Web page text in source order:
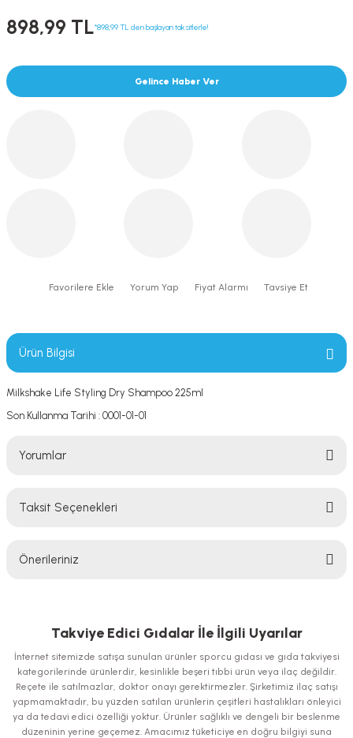
898,99 TL*898,99 TL den başlayan taksitlerle!
Gelince Haber Ver
Yorum Yap Fiyat Alarmı Tavsiye Et
Ürün Bilgisi
Milkshake Life Styling Dry Shampoo 225ml
Son Kullanma Tarihi : 0001-01-01
Yorumlar
Taksit Seçenekleri
Önerileriniz
iletebilirsiniz.
Görüş ve önerileriniz için teşekkür ederiz.
Ürün resmi kalitesiz, bozuk veya görüntülenemiyor.
Ürün açıklamasında eksik bilgiler bulunuyor.
Ürün bilgilerinde hatalar bulunuyor.
Takviye Edici Gıdalar İle İlgili Uyarılar
İnternet sitemizde satışa sunulan ürünler sporcu gıdası ve gıda takviyesi
kategorilerinde ürünlerdir, kesinlikle beşeri tıbbi ürün veya ilaç değildir.
Reçete ile satılmazlar, doktor onayı gerektirmezler. Şirketimiz ilaç satışı
yapmamaktadır, bu yüzden satılan ürünlerin çeşitleri hastalıkları önleyici
ya da tedavi edici özelliği yoktur. Ürünler sağlıklı ve dengeli bir beslenme
düzeninin yerine geçemez. Amacımız tüketiciye en doğru bilgiyi suna